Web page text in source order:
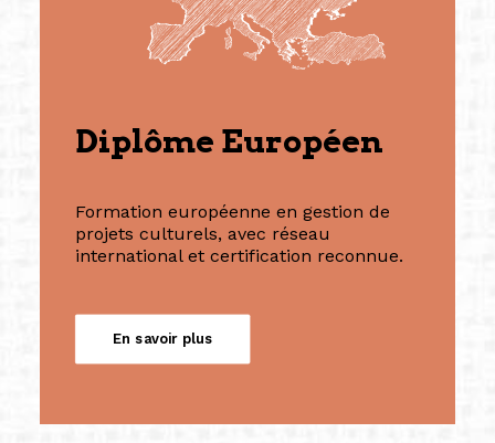
Diplôme Européen
Formation européenne en gestion de
projets culturels, avec réseau
international et certification reconnue.
En savoir plus